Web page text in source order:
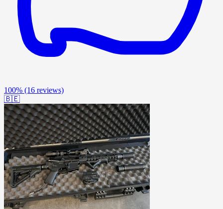
100% (16 reviews)
🇧🇪